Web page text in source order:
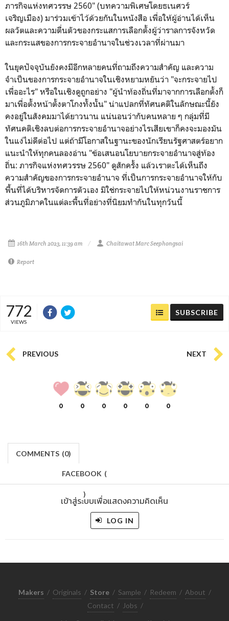
ภารกิจแห่งทศวรรษ 2560" (บทความพิเศษโดยธเนศวร์
เจริญเมือง) มาร่วมเข้าไว้ด้วยกันในหนังสือ เพื่อให้ผู้อ่านได้เห็น
ผลวัตและความตื่นตัวของกระแสการเลือกตั้งผู้ว่าราลการจังหวัด
และกระแสของการกระจายอำนาจในช่วงเวลาที่ผ่านมา
ในยุคปัจจุบันยังคงมีอีกหลายคนที่ถามถึงความสำคัญ และความ
จำเป็นของการกระจายอำนาจในเชิงหยามหยันว่า "จะกระจายไป
เพื่ออะไร" หรือในเชิงดูถูกอย่าง "ผู้นำท้องถิ่นที่มาจากการเลือกตั้งก็
มาเพื่อตั้งหน้าตั้งตาโกงทั้งนั้น" น่าแปลกที่ทัศนคติในลักษณะนี้ยัง
คงอยู่ในสังคมมาได้ยาวนาน แน่นอนว่ากับคนหลาย ๆ กลุ่มที่มี
ทัศนคติเชิงลบต่อการกระจายอำนาจอย่างไรเสียเขาก็คงจะมองมัน
ในแง่ไม่ดีต่อไป แต่ถ้ามีโอกาสในฐานะของนักเรียนรัฐศาสตร์อยาก
แนะนำให้ทุกคนลองอ่าน "ข้อเสนอนโยบายกระจายอำนาจสู่ท้อง
ถิ่น: ภารกิจแห่งทศวรรษ 2560" ดูสักครั้ง แล้วเราตะได้เห็นถึง
ความสำคัญของการกระจายอำนาจ ที่เป็นการกระจายอำนาจให้กับ
พื้นที่ได้บริหารจัดการตัวเอง มิใช่กระจายไปให้หน่วนงานราชการ
ส่วนภูมิภาคในแต่ละพื้นที่อย่างที่นิยมทำกันในทุกวันนี้
16th March 2023, 11:39 am Chaitawat Marc Seephongsai
Report
772
VIEWS
SUBSCRIBE
PREVIOUS NEXT
0 0 0 0 0 0
COMMENTS (0)
FACEBOOK (
)
เข้าสู่ระบบเพื่อแสดงความคิดเห็น
LOG IN
Makers / Originals / Store / Sample / Redeem / About /
Contact / Jobs /